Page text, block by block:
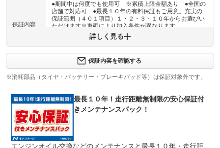
保証内容
●期間中は何度でも使用可 ※累積上限金額あり ●全国の
店舗で対応可 ●最長１０年の有料保証もご用意。充実の
保証範囲（４０１項目）１・２・３・１０年からお選びい
ただけます※車両により加入条件が異なります
保証項目
３ヶ月・３０００ｋｍ以内ならエンジン、トランスミッシ
ョン、ハイブリッド、ステアリング、ブレーキの各機構に
おける主要項目を無償修理（または交換）いたします。
修理回数 無制限
上限金額
限度額無制限
期間中は何度でも修理可能！修理金額は車両本体価格の１
００％までしっかり保証します。車両本体価格５０万円以
下の場合は５０万円まで保証します。
詳しく見る
保証内容を確認する
※消耗部品（タイヤ・バッテリー・ブレーキパッド等）は保証対象外です。
最長１０年！走行距離無制限の安心保証付
きメンテナンスパック！
エンジンオイル交換などのメンテナンスと最長１０年・走行距